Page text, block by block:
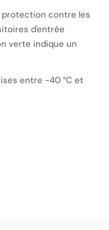
protection contre les
d'entrée
verte indique un
entre -40 °C et